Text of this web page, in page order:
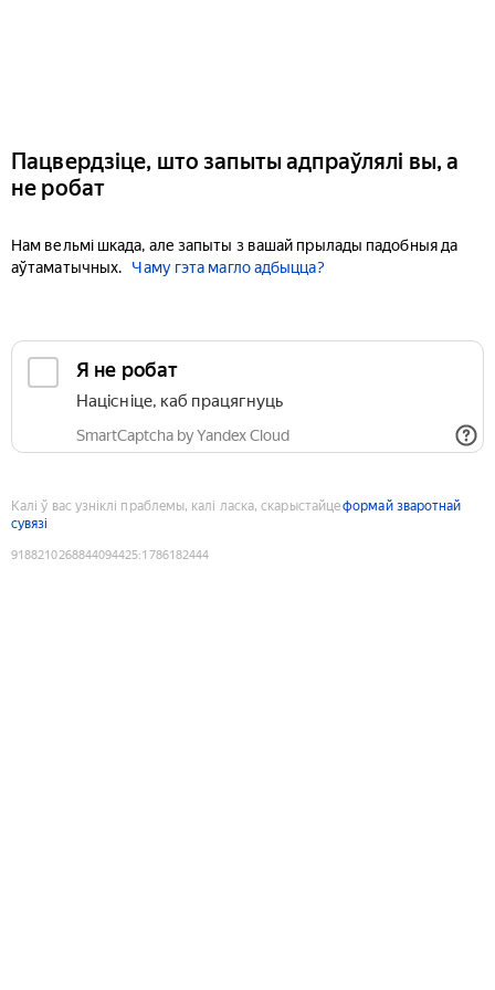
Пацвердзіце, што запыты адпраўлялі вы, а
не робат
Нам вельмі шкада, але запыты з вашай прылады падобныя да
аўтаматычных.
Чаму гэта магло адбыцца?
Я не робат
Націсніце, каб працягнуць
SmartCaptcha by Yandex Cloud
Калі ў вас узніклі праблемы, калі ласка, скарыстайцеформай зваротнай
сувязі
9188210268844094425:1786182444